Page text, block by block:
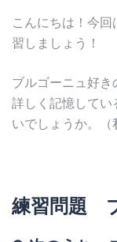
こんにちは！今
習しましょう！
ブルゴーニュ好
詳しく記憶してい
いでしょうか。（
練習問題